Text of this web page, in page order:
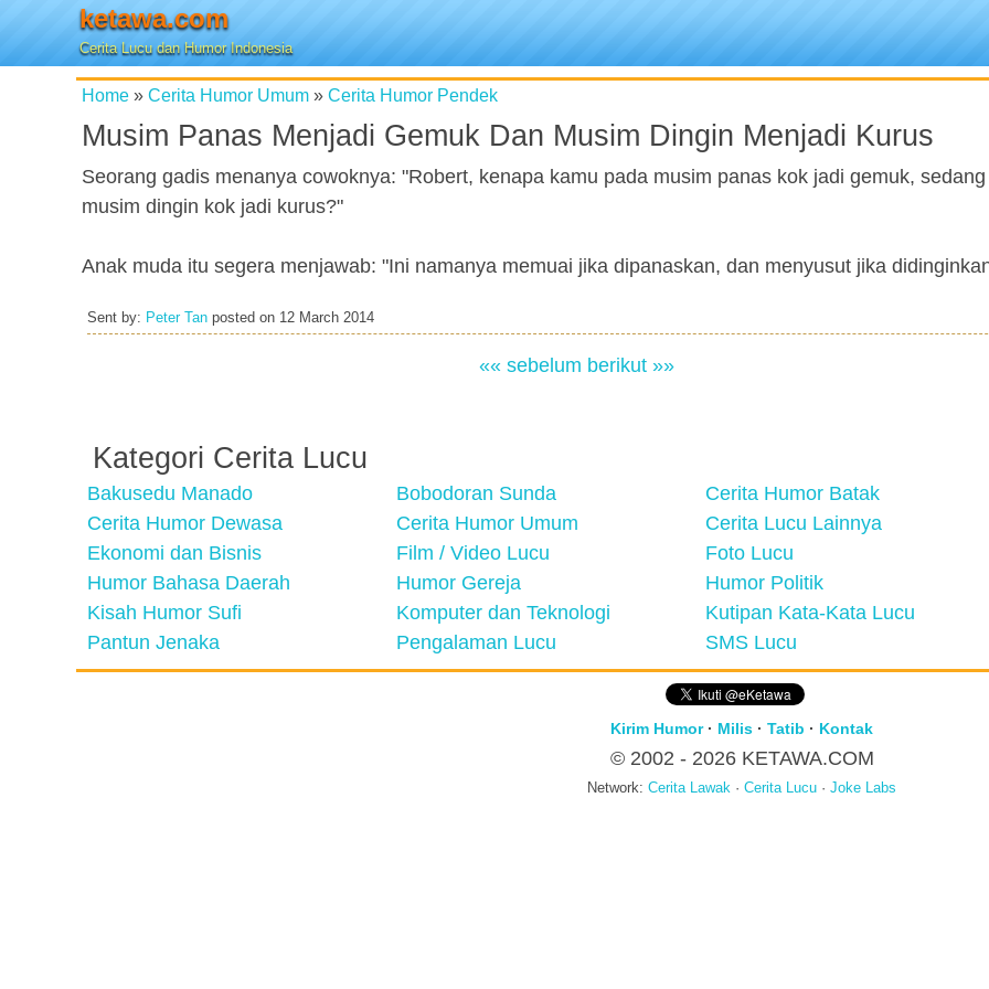
ketawa.com
Cerita Lucu dan Humor Indonesia
Home » Cerita Humor Umum » Cerita Humor Pendek
Musim Panas Menjadi Gemuk Dan Musim Dingin Menjadi Kurus
Seorang gadis menanya cowoknya: "Robert, kenapa kamu pada musim panas kok jadi gemuk,
musim dingin kok jadi kurus?"
Anak muda itu segera menjawab: "Ini namanya memuai jika dipanaskan, dan menyusut jika
Sent by: Peter Tan posted on 12 March 2014
«« sebelum berikut »»
Kategori Cerita Lucu
Bakusedu Manado Bobodoran Sunda
Cerita Humor Batak
Cerita Humor Dewasa
Cerita Humor Umum
Cerita Lucu Lainnya
Ekonomi dan Bisnis
Film / Video Lucu
Foto Lucu
Humor Bahasa Daerah
Humor Gereja
Humor Politik
Kisah Humor Sufi
Komputer dan Teknologi
Kutipan Kata-Kata Lucu
Pantun Jenaka
Pengalaman Lucu SMS Lucu
Kirim Humor· Milis · Tatib · Kontak
© 2002 - 2026 KETAWA.COM
Network: Cerita Lawak · Cerita Lucu · Joke Labs